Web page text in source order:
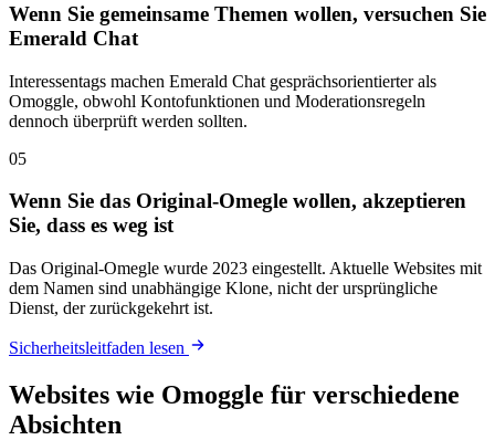
Wenn Sie gemeinsame Themen wollen, versuchen Sie
Emerald Chat
Interessentags machen Emerald Chat gesprächsorientierter als
Omoggle, obwohl Kontofunktionen und Moderationsregeln
dennoch überprüft werden sollten.
05
Wenn Sie das Original-Omegle wollen, akzeptieren
Sie, dass es weg ist
Das Original-Omegle wurde 2023 eingestellt. Aktuelle Websites mit
dem Namen sind unabhängige Klone, nicht der ursprüngliche
Dienst, der zurückgekehrt ist.
Sicherheitsleitfaden lesen
Websites wie Omoggle für verschiedene
Absichten